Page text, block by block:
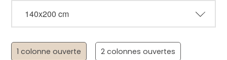
1 colonne ouverte 2 colonnes ouvertes